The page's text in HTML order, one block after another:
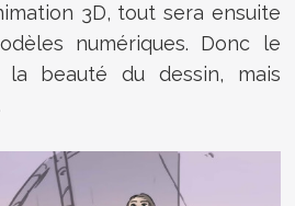
3D, tout sera ensuite
numériques. Donc le
la beauté du dessin, mais